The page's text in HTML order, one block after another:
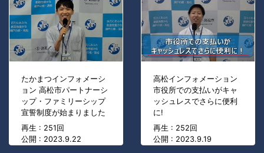
たかまつインフォメーシ
ョン 高松市パートナーシ
ップ・ファミリーシップ
宣誓制度が始まりました
再生 : 251回
公開 : 2023.9.22
高松インフォメーション
市役所での支払いがキャ
ッシュレスでさらに便利
に!
再生 : 252回
公開 : 2023.9.19